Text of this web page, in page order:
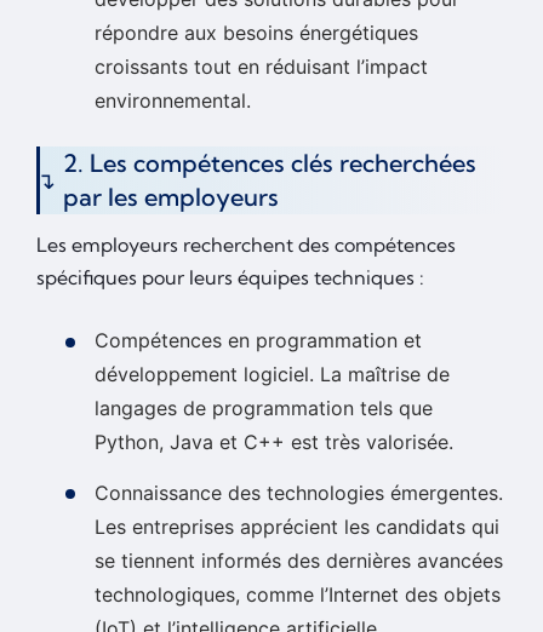
répondre aux besoins énergétiques
croissants tout en réduisant l’impact
environnemental.
2. Les compétences clés recherchées
par les employeurs
Les employeurs recherchent des compétences
spécifiques pour leurs équipes techniques :
Compétences en programmation et
développement logiciel. La maîtrise de
langages de programmation tels que
Python, Java et C++ est très valorisée.
Connaissance des technologies émergentes.
Les entreprises apprécient les candidats qui
se tiennent informés des dernières avancées
technologiques, comme l’Internet des objets